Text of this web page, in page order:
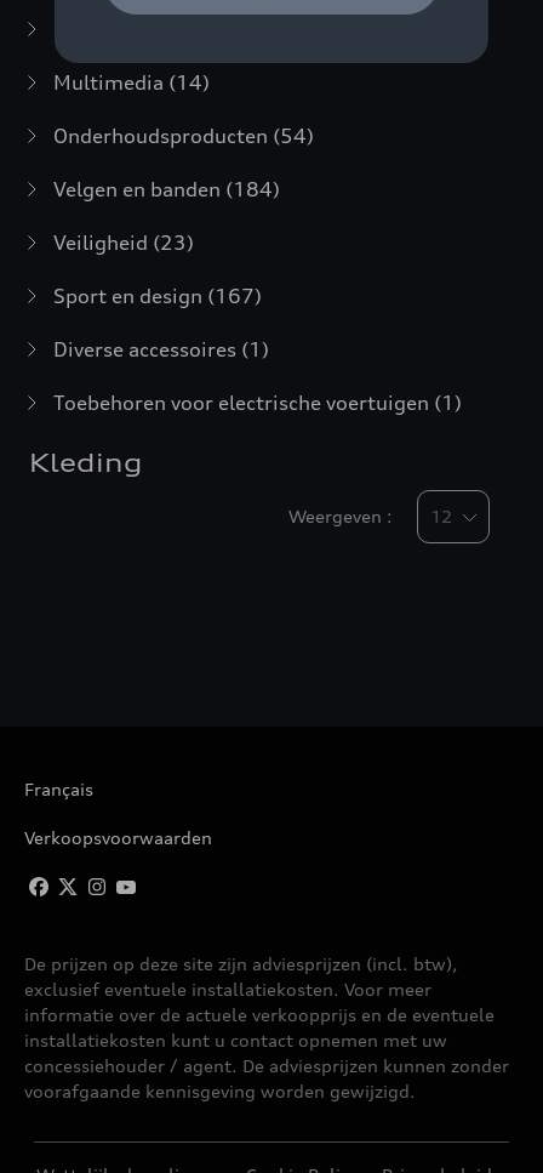
Multimedia (14)
Onderhoudsproducten (54)
Velgen en banden (184)
Veiligheid (23)
Sport en design (167)
Diverse accessoires (1)
Toebehoren voor electrische voertuigen (1)
Kleding
Weergeven :
Français
Verkoopsvoorwaarden
De prijzen op deze site zijn adviesprijzen (incl. btw),
exclusief eventuele installatiekosten. Voor meer
informatie over de actuele verkoopprijs en de eventuele
installatiekosten kunt u contact opnemen met uw
concessiehouder / agent. De adviesprijzen kunnen zonder
voorafgaande kennisgeving worden gewijzigd.